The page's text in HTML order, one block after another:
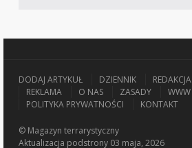
DODAJ ARTYKUŁ DZIENNIK REDAKCJA
REKLAMA
O NAS ZASADY WWW
POLITYKA PRYWATNOŚCI
KONTAKT
© Magazyn terrarystyczny
Aktualizacja podstrony 03 maja, 2026